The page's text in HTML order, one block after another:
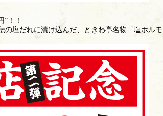
！！
の塩だれに漬け込んだ、ときわ亭名物「塩ホル